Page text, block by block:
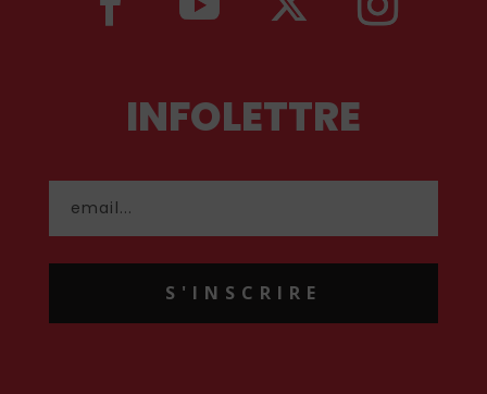
INFOLETTRE
S'INSCRIRE